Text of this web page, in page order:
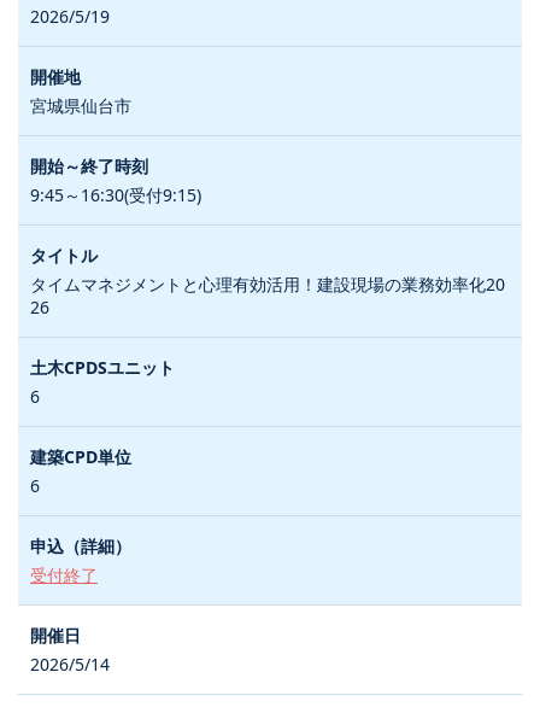
2026/5/19
宮城県仙台市
9:45～16:30(受付9:15)
タイムマネジメントと心理有効活用！建設現場の業務効率化20
26
6
6
受付終了
2026/5/14